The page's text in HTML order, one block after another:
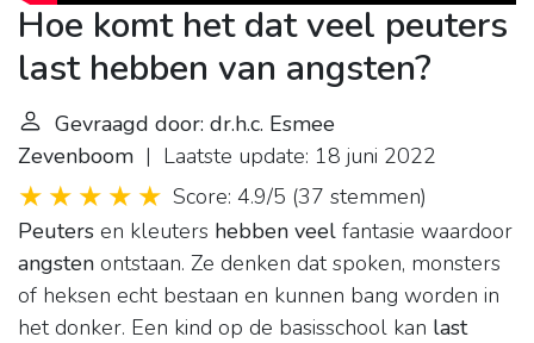
Hoe komt het dat veel peuters
last hebben van angsten?
Gevraagd door: dr.h.c. Esmee
Zevenboom | Laatste update: 18 juni 2022
Score: 4.9/5 (37 stemmen)
Peuters en kleuters hebben veel fantasie waardoor
angsten ontstaan. Ze denken dat spoken, monsters
of heksen echt bestaan en kunnen bang worden in
het donker. Een kind op de basisschool kan last